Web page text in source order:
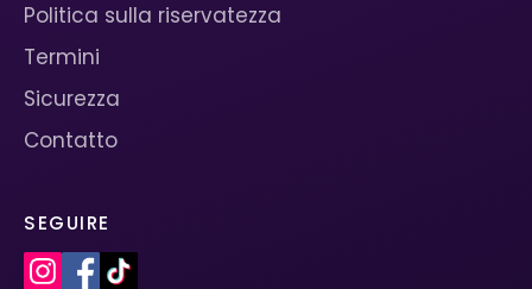
Politica sulla riservatezza
Termini
Sicurezza
Contatto
SEGUIRE